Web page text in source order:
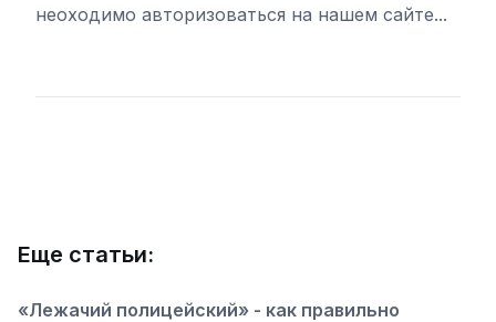
неоходимо авторизоваться на нашем сайте...
Еще статьи:
«Лежачий полицейский» - как правильно